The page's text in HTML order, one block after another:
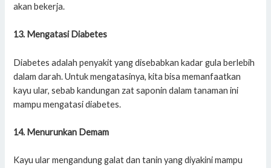
akan bekerja.
13. Mengatasi Diabetes
Diabetes adalah penyakit yang disebabkan kadar gula berlebih
dalam darah. Untuk mengatasinya, kita bisa memanfaatkan
kayu ular, sebab kandungan zat saponin dalam tanaman ini
mampu mengatasi diabetes.
14. Menurunkan Demam
Kayu ular mengandung galat dan tanin yang diyakini mampu